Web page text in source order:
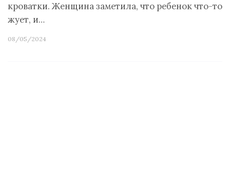
кроватки. Женщина заметила, что ребенок что-то
жует, и…
08/05/2024